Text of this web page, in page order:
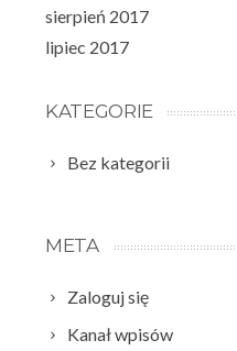
sierpień 2017
lipiec 2017
KATEGORIE
Bez kategorii
META
Zaloguj się
Kanał wpisów